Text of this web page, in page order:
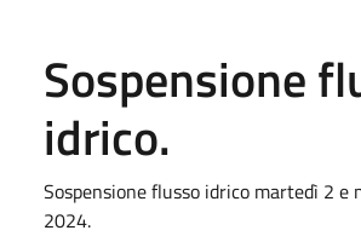
Sospensione
idrico.
Sospensione flusso idrico martedì 2 e
2024.